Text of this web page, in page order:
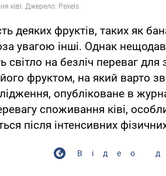
деяких фруктів, таких як
увагою інші. Однак
на безліч переваг для
фруктом, на який варто
опубліковане в
споживання ківі,
після інтенсивних
Відео